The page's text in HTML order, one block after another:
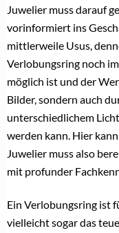
VERWANDTE
Liebe,
Die
anders